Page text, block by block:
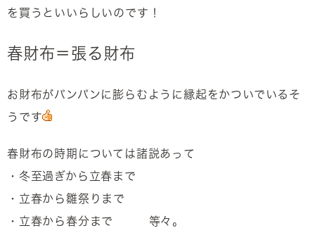
を買うといいらしいのです！
春財布＝張る財布
お財布がパンパンに膨らむように縁起をかついでいるそ
うです
春財布の時期については諸説あって
・冬至過ぎから立春まで
・立春から雛祭りまで
・立春から春分まで 等々。